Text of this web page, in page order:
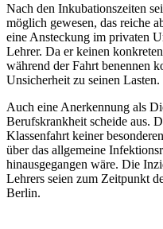
Nach den Inkubationszeiten
möglich gewesen, das reiche
eine Ansteckung im privaten
Lehrer. Da er keinen
während der Fahrt benennen
Unsicherheit zu seinen Lasten.
Auch eine Anerkennung als
Berufskrankheit scheide aus.
Klassenfahrt keiner
über das allgemeine
hinausgegangen wäre. Die
Lehrers seien zum Zeitpunkt
Berlin.